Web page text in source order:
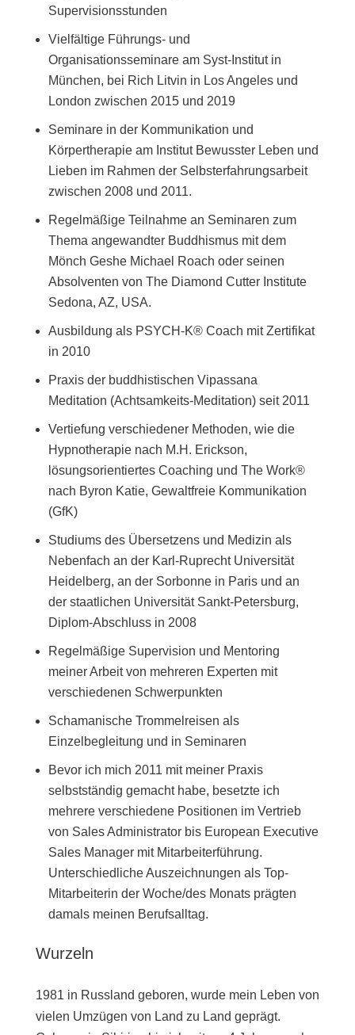
Supervisionsstunden
Vielfältige Führungs- und
Organisationsseminare am Syst-Institut in
München, bei Rich Litvin in Los Angeles und
London zwischen 2015 und 2019
Seminare in der Kommunikation und
Körpertherapie am Institut Bewusster Leben und
Lieben im Rahmen der Selbsterfahrungsarbeit
zwischen 2008 und 2011.
Regelmäßige Teilnahme an Seminaren zum
Thema angewandter Buddhismus mit dem
Mönch Geshe Michael Roach oder seinen
Absolventen von The Diamond Cutter Institute
Sedona, AZ, USA.
Ausbildung als PSYCH-K® Coach mit Zertifikat
in 2010
Praxis der buddhistischen Vipassana
Meditation (Achtsamkeits-Meditation) seit 2011
Vertiefung verschiedener Methoden, wie die
Hypnotherapie nach M.H. Erickson,
lösungsorientiertes Coaching und The Work®
nach Byron Katie, Gewaltfreie Kommunikation
(GfK)
Studiums des Übersetzens und Medizin als
Nebenfach an der Karl-Ruprecht Universität
Heidelberg, an der Sorbonne in Paris und an
der staatlichen Universität Sankt-Petersburg,
Diplom-Abschluss in 2008
Regelmäßige Supervision und Mentoring
meiner Arbeit von mehreren Experten mit
verschiedenen Schwerpunkten
Schamanische Trommelreisen als
Einzelbegleitung und in Seminaren
Bevor ich mich 2011 mit meiner Praxis
selbstständig gemacht habe, besetzte ich
mehrere verschiedene Positionen im Vertrieb
von Sales Administrator bis European Executive
Sales Manager mit Mitarbeiterführung.
Unterschiedliche Auszeichnungen als Top-
Mitarbeiterin der Woche/des Monats prägten
damals meinen Berufsalltag.
Wurzeln
1981 in Russland geboren, wurde mein Leben von
vielen Umzügen von Land zu Land geprägt.